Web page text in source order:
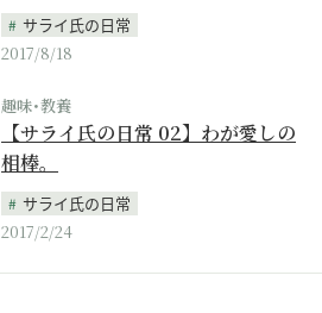
サライ氏の日常
2017/8/18
趣味･教養
【サライ氏の日常 02】わが愛しの
相棒。
サライ氏の日常
2017/2/24